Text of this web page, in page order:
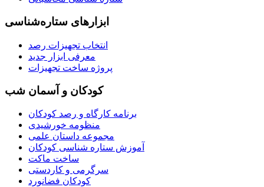
ابزارهای ستاره‌شناسی
انتخاب تجهیزات رصد
معرفی ابزار جدید
پروژه ساخت تجهیزات
کودکان و آسمان شب
برنامه‌ کارگاه و رصد کودکان
منظومه خورشیدی
مجموعه داستان علمی
آموزش ستاره شناسی کودکان
ساخت ماکت
سرگرمی و کاردستی
کودکان فضانورد